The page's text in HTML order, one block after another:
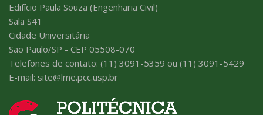
Edifício Paula Souza (Engenharia Civil)
Sala S41
Cidade Universitária
São Paulo/SP - CEP 05508-070
Telefones de contato: (11) 3091-5359 ou (11) 3091-5429
E-mail: site@lme.pcc.usp.br